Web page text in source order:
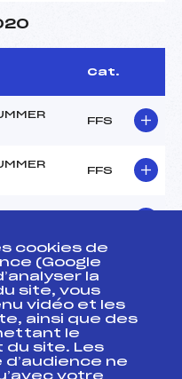
Cat.
FFS
FFS
FFS
D
FFS
D
cookies de
(Google
la
site, vous
vidéo et les
ainsi que des
le
site. Les
ne
votre